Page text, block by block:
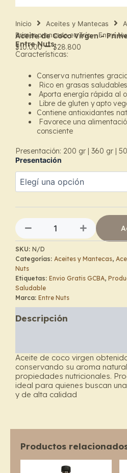
Inicio Aceites y Mantecas
Primer prensado en frío – Entre
Aceite de Coco Virgen –
Entre Nuts
$10.000 – $28.800
range:
$10.000
through
Características:
Conserva nutrientes
Rico en grasas
Aporta energía rápida al
Libre de gluten y apto
Contiene antioxidantes
Favorece una
consciente
Presentación: 200 gr 360 gr
Presentación
Aceite
de
Coco
Primer
prensado
frío
Entre
Nuts
cantidad
SKU: N/D
Categorías: Aceites y Mantecas,
Nuts
Etiquetas: Envio Gratis GCBA,
Saludable
Marca: Entre Nuts
Descripción
Aceite de coco virgen
conservando su aroma
propiedades nutricionales.
ideal para quienes buscan
y de alta calidad
Productos